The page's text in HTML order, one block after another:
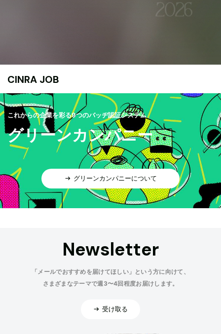
CINRA JOB
これからの企業を彩る9つのバッヂ認証システム
グリーンカンパニー
グリーンカンパニーについて
Newsletter
「メールでおすすめを届けてほしい」という方に向けて、
さまざまなテーマで週3〜4回程度お届けします。
受け取る